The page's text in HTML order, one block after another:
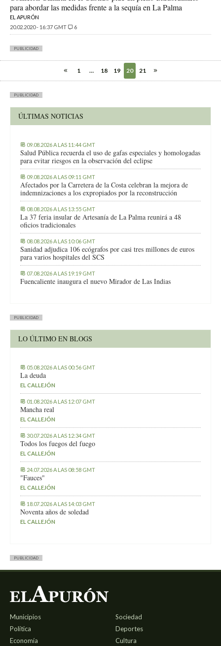
para abordar las medidas frente a la sequía en La Palma
EL APURÓN
20.02.2020 - 16:37 GMT
6
PUBLICIDAD
1 … 18 19 20 21
PUBLICIDAD
ÚLTIMAS NOTICIAS
09.08.2026 A LAS 11:44 GMT
Salud Pública recuerda el uso de gafas especiales y homologadas
para evitar riesgos en la observación del eclipse
09.08.2026 A LAS 09:11 GMT
Afectados por la Carretera de la Costa celebran la mejora de
indemnizaciones a los expropiados por la reconstrucción
08.08.2026 A LAS 13:55 GMT
La 37 feria insular de Artesanía de La Palma reunirá a 48
oficios tradicionales
08.08.2026 A LAS 10:06 GMT
Sanidad adjudica 106 ecógrafos por casi tres millones de euros
para varios hospitales del SCS
07.08.2026 A LAS 19:19 GMT
Fuencaliente inaugura el nuevo Mirador de Las Indias
PUBLICIDAD
LO ÚLTIMO EN BLOGS
05.08.2026 A LAS 00:56 GMT
La deuda
EL CALLEJÓN
01.08.2026 A LAS 12:07 GMT
Mancha real
EL CALLEJÓN
30.07.2026 A LAS 12:34 GMT
Todos los fuegos del fuego
EL CALLEJÓN
24.07.2026 A LAS 08:58 GMT
"Fauces"
EL CALLEJÓN
18.07.2026 A LAS 14:03 GMT
Noventa años de soledad
EL CALLEJÓN
PUBLICIDAD
Municipios
Política
Economía
Sociedad
Deportes
Cultura